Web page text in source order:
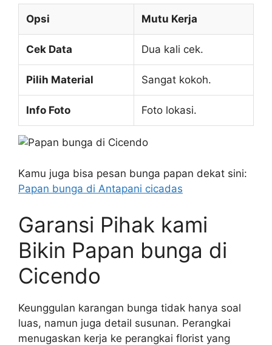
Opsi Mutu Kerja
Cek Data Dua kali cek.
Pilih Material Sangat kokoh.
Info Foto Foto lokasi.
Kamu juga bisa pesan bunga papan dekat sini:
Papan bunga di Antapani cicadas
Garansi Pihak kami
Bikin Papan bunga di
Cicendo
Keunggulan karangan bunga tidak hanya soal
luas, namun juga detail susunan. Perangkai
menugaskan kerja ke perangkai florist yang